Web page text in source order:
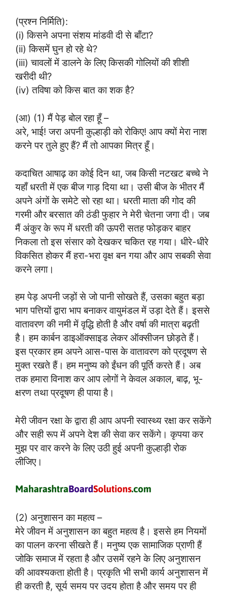
(प्रश्न निर्मिति):
(i) किसने अपना संशय मांडवी दी से बाँटा?
(ii) किसमें घुन हो रहे थे?
(iii) चावलों में डालने के लिए किसकी गोलियों की शीशी
खरीदी थी?
(iv) तविषा को किस बात का शक है?
(आ) (1) मैं पेड़ बोल रहा हूँ –
अरे, भाई! जरा अपनी कुल्हाड़ी को रोकिए! आप क्यों मेरा नाश
करने पर तुले हुए हैं? मैं तो आपका मित्र हूँ।
कदाचित आषाढ़ का कोई दिन था, जब किसी नटखट बच्चे ने
यहाँ धरती में एक बीज गाड़ दिया था। उसी बीज के भीतर मैं
अपने अंगों के समेटे सो रहा था। धरती माता की गोद की
गरमी और बरसात की ठंडी फुहार ने मेरी चेतना जगा दी। जब
मैं अंकुर के रूप में धरती की ऊपरी सतह फोड़कर बाहर
निकला तो इस संसार को देखकर चकित रह गया। धीरे-धीरे
विकसित होकर मैं हरा-भरा वृक्ष बन गया और आप सबकी सेवा
करने लगा।
हम पेड़ अपनी जड़ों से जो पानी सोखते हैं, उसका बहुत बड़ा
भाग पत्तियों द्वारा भाप बनाकर वायुमंडल में उड़ा देते हैं। इससे
वातावरण की नमी में वृद्धि होती है और वर्षा की मात्रा बढ़ती
है। हम कार्बन डाइऑक्साइड लेकर ऑक्सीजन छोड़ते हैं।
इस प्रकार हम अपने आस-पास के वातावरण को प्रदूषण से
मुक्त रखते हैं। हम मनुष्य को ईंधन की पूर्ति करते हैं। अब
तक हमारा विनाश कर आप लोगों ने केवल अकाल, बाढ़, भू-
क्षरण तथा प्रदूषण ही पाया है।
मेरी जीवन रक्षा के द्वारा ही आप अपनी स्वास्थ्य रक्षा कर सकेंगे
और सही रूप में अपने देश की सेवा कर सकेंगे। कृपया कर
मुझ पर वार करने के लिए उठी हुई अपनी कुल्हाड़ी रोक
लीजिए।
(2) अनुशासन का महत्व –
मेरे जीवन में अनुशासन का बहुत महत्व है। इससे हम नियमों
का पालन करना सीखते हैं। मनुष्य एक सामाजिक प्राणी हैं
जोकि समाज में रहता है और उसमें रहने के लिए अनुशासन
की आवश्यकता होती है। प्रकृति भी सभी कार्य अनुशासन में
ही करती है, सूर्य समय पर उदय होता है और समय पर ही